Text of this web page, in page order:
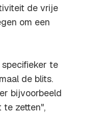
de vrije
om een
te
de blits.
bijvoorbeeld
te zetten",